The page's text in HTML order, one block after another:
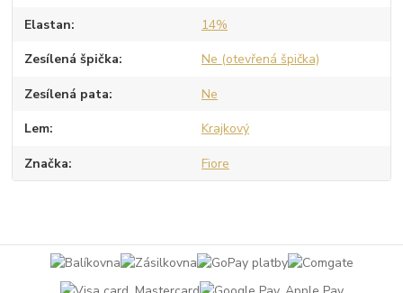
Elastan 14%
Zesílená špička Ne (otevřená špička)
Zesílená pata Ne
Lem Krajkový
Značka Fiore